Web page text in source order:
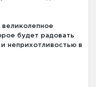
великолепное
будет радовать
неприхотливостью в